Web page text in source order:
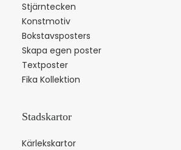
Stjärntecken
Konstmotiv
Bokstavsposters
Skapa egen poster
Textposter
Fika Kollektion
Stadskartor
Kärlekskartor